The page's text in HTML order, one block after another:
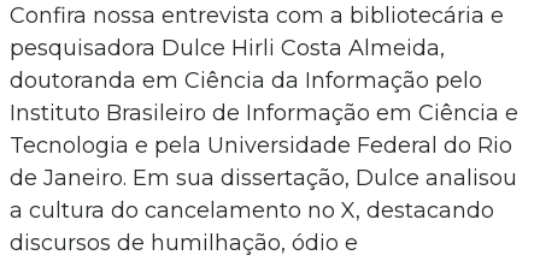
Confira nossa entrevista com a bibliotecária e
pesquisadora Dulce Hirli Costa Almeida,
doutoranda em Ciência da Informação pelo
Instituto Brasileiro de Informação em Ciência e
Tecnologia e pela Universidade Federal do Rio
de Janeiro. Em sua dissertação, Dulce analisou
a cultura do cancelamento no X, destacando
discursos de humilhação, ódio e